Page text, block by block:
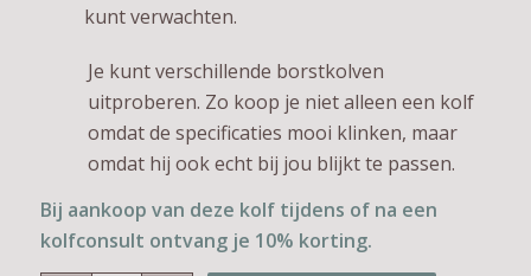
kunt verwachten.
Je kunt verschillende borstkolven
uitproberen. Zo koop je niet alleen een kolf
omdat de specificaties mooi klinken, maar
omdat hij ook echt bij jou blijkt te passen.
Bij aankoop van deze kolf tijdens of na een
kolfconsult ontvang je 10% korting.